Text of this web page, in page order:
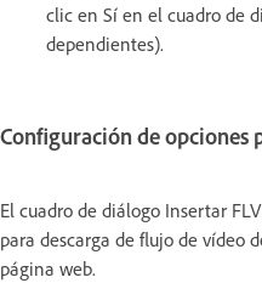
clic en Sí en el cuadro de
dependientes).
Configuración de opciones
El cuadro de diálogo Insertar
para descarga de flujo de vídeo
página web.